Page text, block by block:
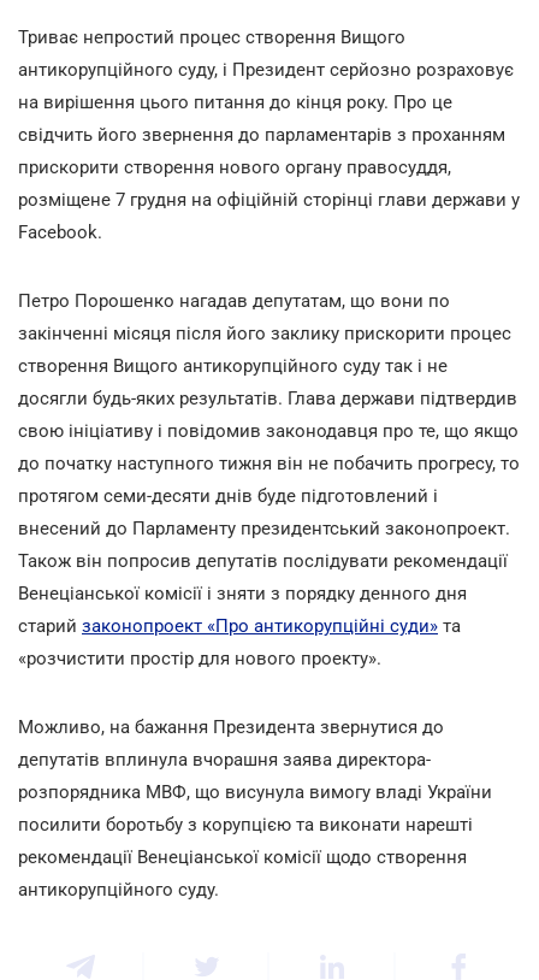
Триває непростий процес створення Вищого
антикорупційного суду, і Президент серйозно розраховує
на вирішення цього питання до кінця року. Про це
свідчить його звернення до парламентарів з проханням
прискорити створення нового органу правосуддя,
розміщене 7 грудня на офіційній сторінці глави держави у
Facebook.
Петро Порошенко нагадав депутатам, що вони по
закінченні місяця після його заклику прискорити процес
створення Вищого антикорупційного суду так і не
досягли будь-яких результатів. Глава держави підтвердив
свою ініціативу і повідомив законодавця про те, що якщо
до початку наступного тижня він не побачить прогресу, то
протягом семи-десяти днів буде підготовлений і
внесений до Парламенту президентський законопроект.
Також він попросив депутатів послідувати рекомендації
Венеціанської комісії і зняти з порядку денного дня
старий законопроект «Про антикорупційні суди» та
«розчистити простір для нового проекту».
Можливо, на бажання Президента звернутися до
депутатів вплинула вчорашня заява директора-
розпорядника МВФ, що висунула вимогу владі України
посилити боротьбу з корупцією та виконати нарешті
рекомендації Венеціанської комісії щодо створення
антикорупційного суду.